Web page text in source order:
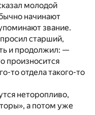
молодой
начинают
звание.
старший,
и продолжил: —
произносится
то отдела такого-то
неторопливо,
а потом уже